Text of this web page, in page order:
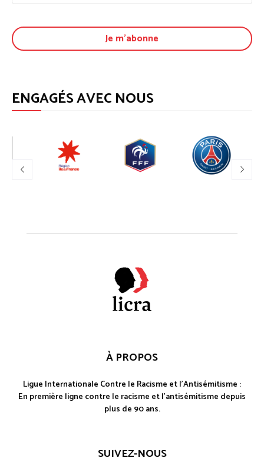
ENGAGÉS AVEC NOUS
À PROPOS
Ligue Internationale Contre le Racisme et l'Antisémitisme :
En première ligne contre le racisme et l'antisémitisme depuis
plus de 90 ans.
SUIVEZ-NOUS